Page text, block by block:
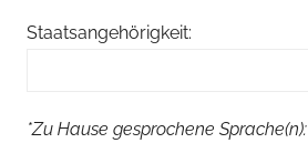
Staatsangehörigkeit:
*Zu Hause gesprochene Sprache(n):